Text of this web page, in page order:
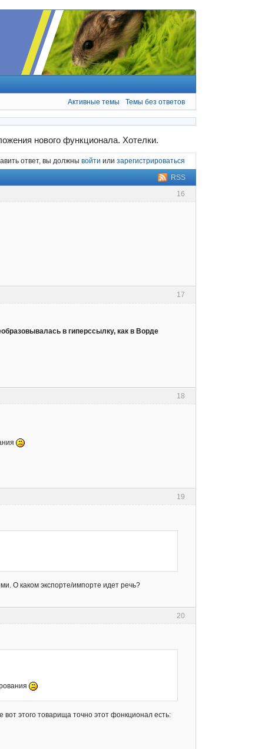
Активные темы Темы без ответов
нового функционала. Хотелки.
ответ, вы должны войти или зарегистрироваться
RSS
16
17
в гиперссылку, как в Ворде
18
19
О каком экспорте/импорте идет речь?
20
вот этого товарища точно этот фонкционал есть: